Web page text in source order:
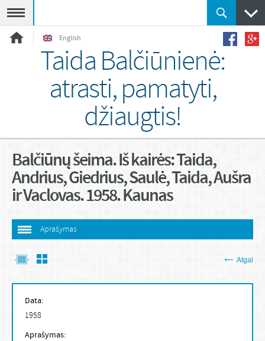
English
Taida Balčiūnienė:
atrasti, pamatyti,
džiaugtis!
Balčiūnų šeima. Iš kairės: Taida,
Andrius, Giedrius, Saulė, Taida, Aušra
ir Vaclovas. 1958. Kaunas
Aprašymas
Atgal
Data:
1958
Aprašymas: